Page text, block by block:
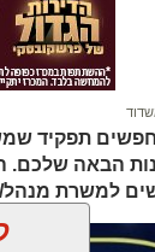
תפקיד
הבאה שלכם.
למשרת